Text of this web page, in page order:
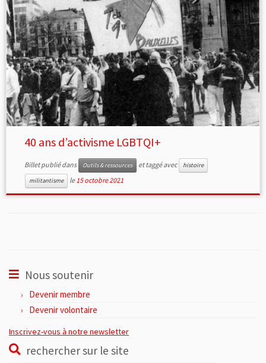
40 ans d’activisme LGBTQI+
Billet publié dans Outils & ressources et taggé avec
histoire
militantisme
le 15 octobre 2021
Nous soutenir
Devenir membre
Devenir volontaire
Inscrivez-vous à notre newsletter
rechercher sur le site